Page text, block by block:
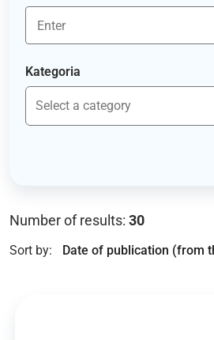
Kategoria
Number of results: 30
Sort by: